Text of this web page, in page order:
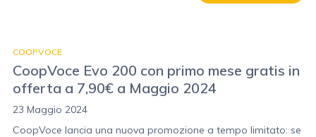
COOPVOCE
CoopVoce Evo 200 con primo mese gratis in
offerta a 7,90€ a Maggio 2024
23 Maggio 2024
CoopVoce lancia una nuova promozione a tempo limitato: se